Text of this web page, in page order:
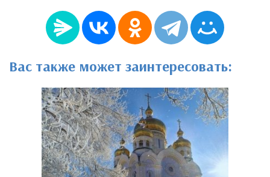
Вас также может заинтересовать: